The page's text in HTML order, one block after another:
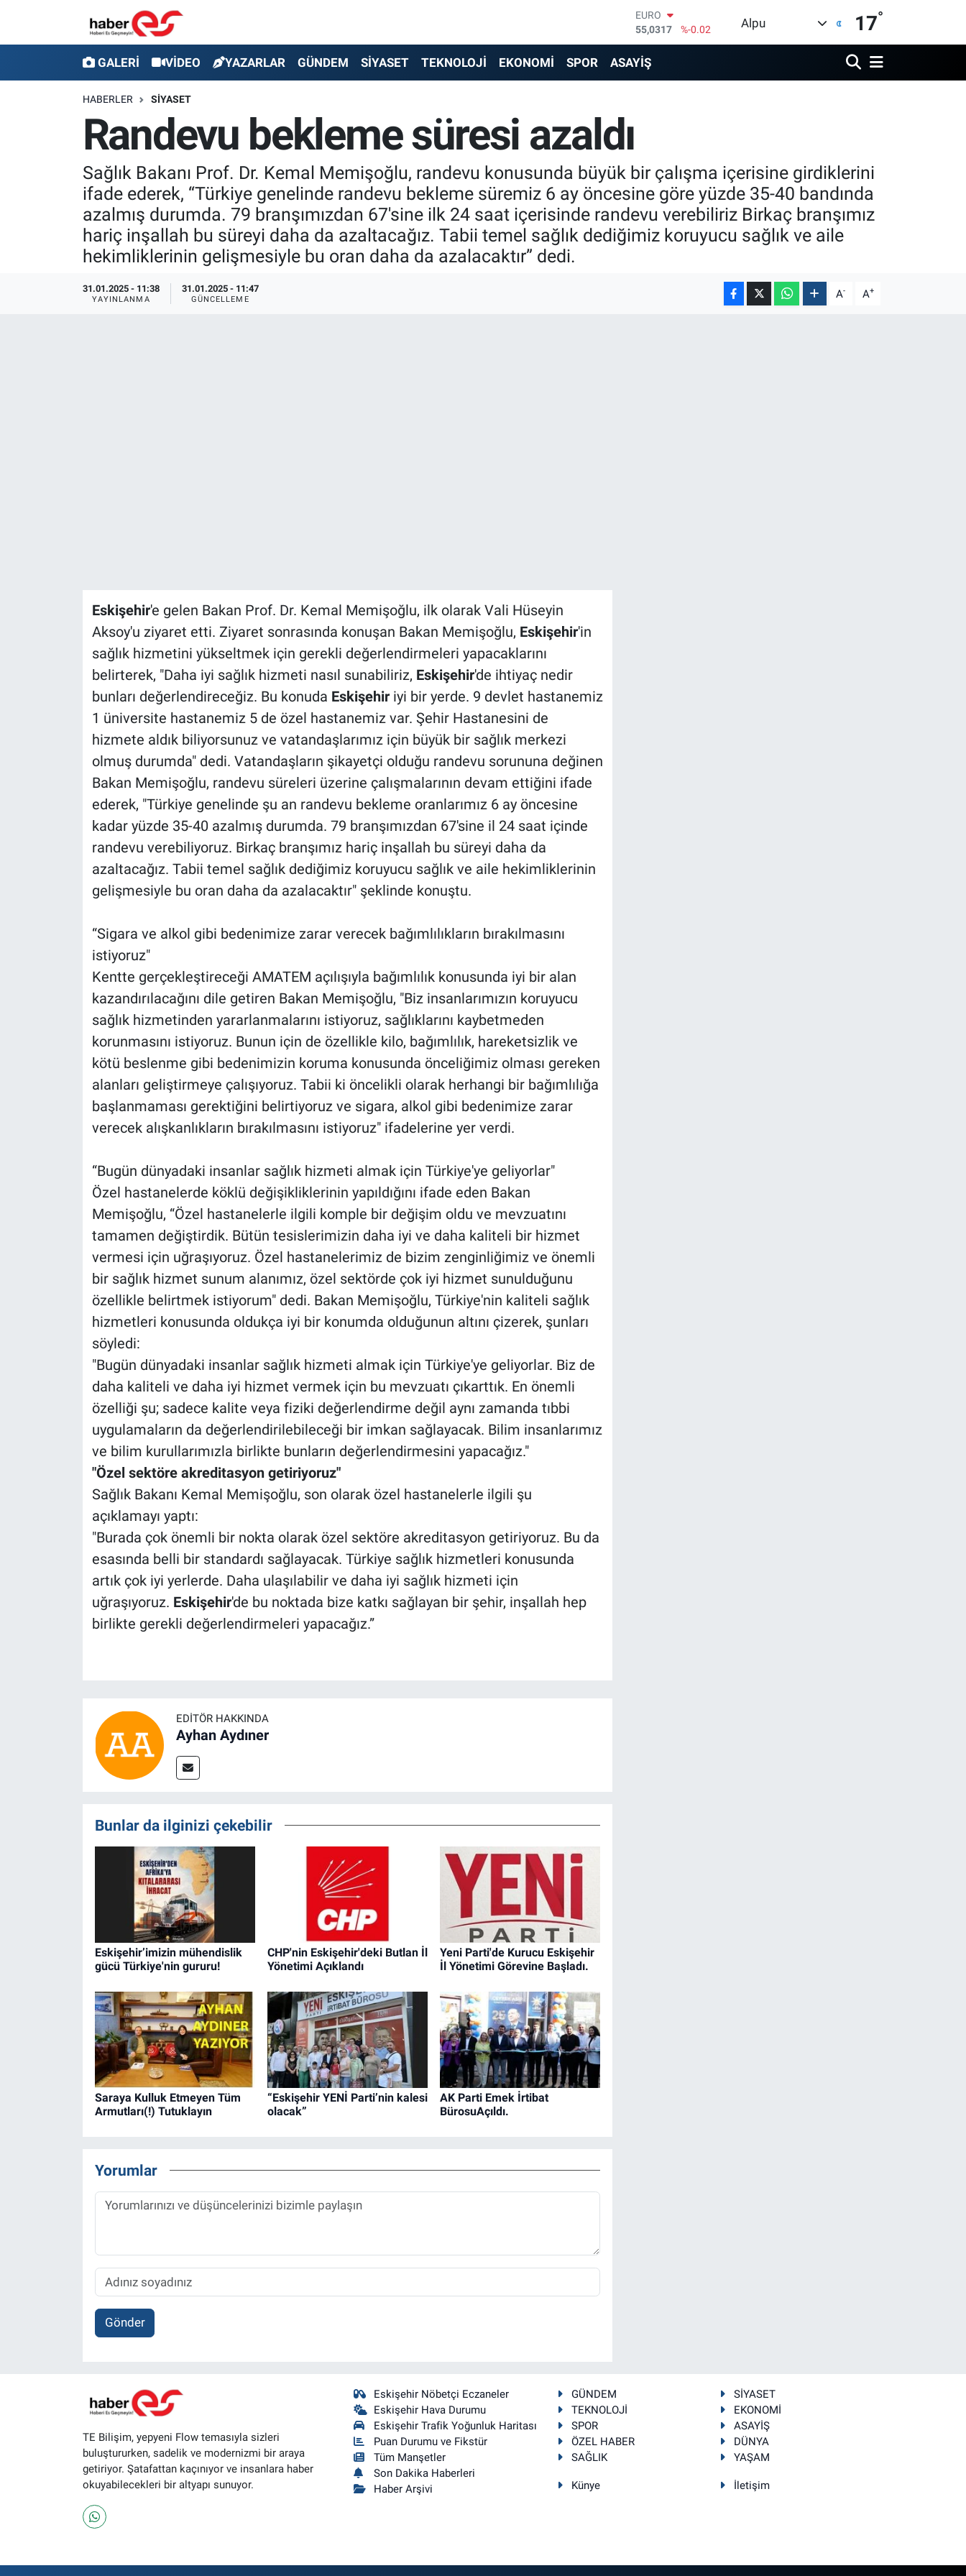
55,0317
STERLİN
64,2463
%0.07
GRAM ALTIN
6510.40
Alpu 17°
GALERİ VİDEO YAZARLAR GÜNDEM SİYASET TEKNOLOJİ EKONOMİ SPOR ASAYİŞ
HABERLER SİYASET
Randevu bekleme süresi azaldı
Sağlık Bakanı Prof. Dr. Kemal Memişoğlu, randevu konusunda büyük bir çalışma içerisine girdiklerini
ifade ederek, “Türkiye genelinde randevu bekleme süremiz 6 ay öncesine göre yüzde 35-40 bandında
azalmış durumda. 79 branşımızdan 67'sine ilk 24 saat içerisinde randevu verebiliriz Birkaç branşımız
hariç inşallah bu süreyi daha da azaltacağız. Tabii temel sağlık dediğimiz koruyucu sağlık ve aile
hekimliklerinin gelişmesiyle bu oran daha da azalacaktır” dedi.
31.01.2025 - 11:38
YAYINLANMA
31.01.2025 - 11:47
GÜNCELLEME A- A+
Eskişehir'e gelen Bakan Prof. Dr. Kemal Memişoğlu, ilk olarak Vali Hüseyin
Aksoy'u ziyaret etti. Ziyaret sonrasında konuşan Bakan Memişoğlu, Eskişehir'in
sağlık hizmetini yükseltmek için gerekli değerlendirmeleri yapacaklarını
belirterek, "Daha iyi sağlık hizmeti nasıl sunabiliriz, Eskişehir'de ihtiyaç nedir
bunları değerlendireceğiz. Bu konuda Eskişehiriyi bir yerde. 9 devlet hastanemiz
1 üniversite hastanemiz 5 de özel hastanemiz var. Şehir Hastanesini de
hizmete aldık biliyorsunuz ve vatandaşlarımız için büyük bir sağlık merkezi
olmuş durumda" dedi. Vatandaşların şikayetçi olduğu randevu sorununa değinen
Bakan Memişoğlu, randevu süreleri üzerine çalışmalarının devam ettiğini ifade
ederek, "Türkiye genelinde şu an randevu bekleme oranlarımız 6 ay öncesine
kadar yüzde 35-40 azalmış durumda. 79 branşımızdan 67'sine il 24 saat içinde
randevu verebiliyoruz. Birkaç branşımız hariç inşallah bu süreyi daha da
azaltacağız. Tabii temel sağlık dediğimiz koruyucu sağlık ve aile hekimliklerinin
gelişmesiyle bu oran daha da azalacaktır" şeklinde konuştu.
“Sigara ve alkol gibi bedenimize zarar verecek bağımlılıkların bırakılmasını
istiyoruz"
Kentte gerçekleştireceği AMATEM açılışıyla bağımlılık konusunda iyi bir alan
kazandırılacağını dile getiren Bakan Memişoğlu, "Biz insanlarımızın koruyucu
sağlık hizmetinden yararlanmalarını istiyoruz, sağlıklarını kaybetmeden
korunmasını istiyoruz. Bunun için de özellikle kilo, bağımlılık, hareketsizlik ve
kötü beslenme gibi bedenimizin koruma konusunda önceliğimiz olması gereken
alanları geliştirmeye çalışıyoruz. Tabii ki öncelikli olarak herhangi bir bağımlılığa
başlanmaması gerektiğini belirtiyoruz ve sigara, alkol gibi bedenimize zarar
verecek alışkanlıkların bırakılmasını istiyoruz" ifadelerine yer verdi.
“Bugün dünyadaki insanlar sağlık hizmeti almak için Türkiye'ye geliyorlar"
Özel hastanelerde köklü değişikliklerinin yapıldığını ifade eden Bakan
Memişoğlu, “Özel hastanelerle ilgili komple bir değişim oldu ve mevzuatını
tamamen değiştirdik. Bütün tesislerimizin daha iyi ve daha kaliteli bir hizmet
vermesi için uğraşıyoruz. Özel hastanelerimiz de bizim zenginliğimiz ve önemli
bir sağlık hizmet sunum alanımız, özel sektörde çok iyi hizmet sunulduğunu
özellikle belirtmek istiyorum" dedi. Bakan Memişoğlu, Türkiye'nin kaliteli sağlık
hizmetleri konusunda oldukça iyi bir konumda olduğunun altını çizerek, şunları
söyledi:
"Bugün dünyadaki insanlar sağlık hizmeti almak için Türkiye'ye geliyorlar. Biz de
daha kaliteli ve daha iyi hizmet vermek için bu mevzuatı çıkarttık. En önemli
özelliği şu; sadece kalite veya fiziki değerlendirme değil aynı zamanda tıbbi
uygulamaların da değerlendirilebileceği bir imkan sağlayacak. Bilim insanlarımız
ve bilim kurullarımızla birlikte bunların değerlendirmesini yapacağız."
"Özel sektöre akreditasyon getiriyoruz"
Sağlık Bakanı Kemal Memişoğlu, son olarak özel hastanelerle ilgili şu
açıklamayı yaptı:
"Burada çok önemli bir nokta olarak özel sektöre akreditasyon getiriyoruz. Bu da
esasında belli bir standardı sağlayacak. Türkiye sağlık hizmetleri konusunda
artık çok iyi yerlerde. Daha ulaşılabilir ve daha iyi sağlık hizmeti için
uğraşıyoruz. Eskişehir'de bu noktada bize katkı sağlayan bir şehir, inşallah hep
birlikte gerekli değerlendirmeleri yapacağız.”
EDITÖR HAKKINDA
Ayhan Aydıner
Bunlar da ilginizi çekebilir
Eskişehir’imizin mühendislik
gücü Türkiye'nin gururu!
CHP'nin Eskişehir'deki Butlan İl
Yönetimi Açıklandı
Yeni Parti'de Kurucu Eskişehir
İl Yönetimi Görevine Başladı.
Saraya Kulluk Etmeyen Tüm
Armutları(!) Tutuklayın
“Eskişehir YENİ Parti’nin kalesi
olacak”
AK Parti Emek İrtibat
BürosuAçıldı.
Yorumlar
Gönder
TE Bilişim, yepyeni Flow temasıyla sizleri
buluştururken, sadelik ve modernizmi bir araya
getiriyor. Şatafattan kaçınıyor ve insanlara haber
okuyabilecekleri bir altyapı sunuyor.
Eskişehir Nöbetçi Eczaneler
Eskişehir Hava Durumu
Eskişehir Trafik Yoğunluk Haritası
Puan Durumu ve Fikstür
Tüm Manşetler
Son Dakika Haberleri
Haber Arşivi
GÜNDEM
SİYASET
TEKNOLOJİ
EKONOMİ
SPOR
ASAYİŞ
ÖZEL HABER
DÜNYA
SAĞLIK
YAŞAM
Künye İletişim
YAZARLAR
GÜNDEM
SİYASET
TEKNOLOJİ
Eskişehir Nöbetçi Eczaneler
Eskişehir Hava Durumu
Eskişehir Trafik Yoğunluk Haritası
Süper Lig Puan Durumu ve Fikstür
Tüm Manşetler
Son Dakika Haberleri